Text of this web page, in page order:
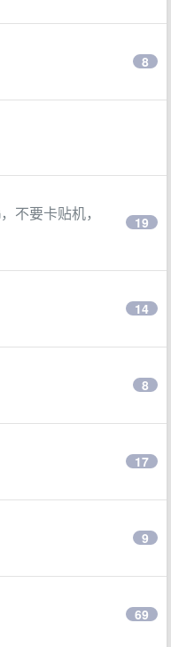
8
不要卡贴机，
19
14
8
17
9
69